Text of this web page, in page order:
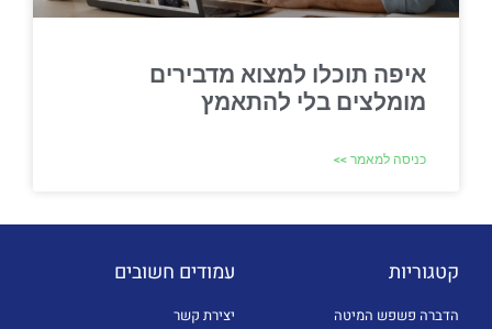
איפה תוכלו למצוא מדבירים
מומלצים בלי להתאמץ
כניסה למאמר >>
קטגוריות
הדברה פשפש המיטה
עמודים חשובים
יצירת קשר